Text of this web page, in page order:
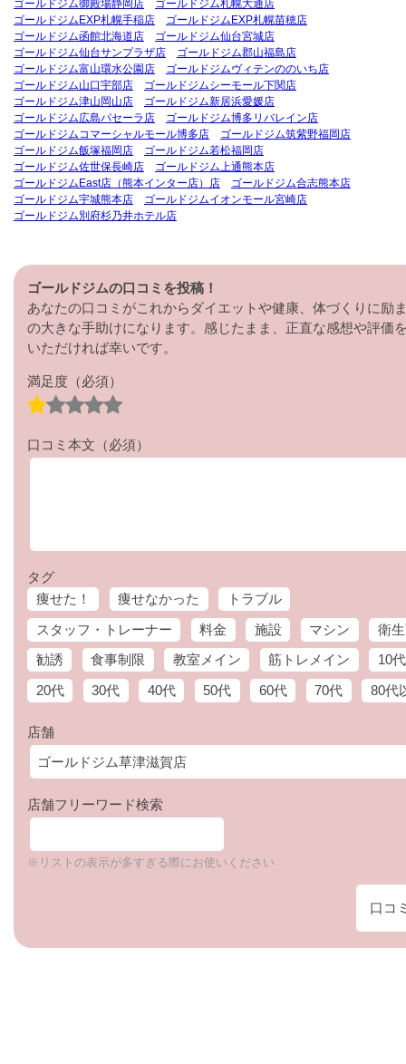
ゴールドジム御殿場静岡店
ゴールドジム札幌大通店
ゴールドジムEXP札幌手稲店
ゴールドジムEXP札幌苗穂店
ゴールドジム函館北海道店
ゴールドジム仙台宮城店
ゴールドジム仙台サンプラザ店
ゴールドジム郡山福島店
ゴールドジム富山環水公園店
ゴールドジムヴィテンののいち店
ゴールドジム山口宇部店
ゴールドジムシーモール下関店
ゴールドジム津山岡山店
ゴールドジム新居浜愛媛店
ゴールドジム広島パセーラ店
ゴールドジム博多リバレイン店
ゴールドジムコマーシャルモール博多店
ゴールドジム筑紫野福岡店
ゴールドジム飯塚福岡店
ゴールドジム若松福岡店
ゴールドジム佐世保長崎店
ゴールドジム上通熊本店
ゴールドジムEast店（熊本インター店）店
ゴールドジム合志熊本店
ゴールドジム宇城熊本店
ゴールドジムイオンモール宮崎店
ゴールドジム別府杉乃井ホテル店
ゴールドジムの口コミを投稿！
あなたの口コミがこれからダイエットや健康、体づくりに励
の大きな手助けになります。感じたまま、正直な感想や評価
いただければ幸いです。
満足度 （必須）
口コミ本文 （必須）
タグ
痩せた！
痩せなかった
トラブル
スタッフ・トレーナー
料金 施設 マシン
衛
勧誘
食事制限 教室メイン 筋トレメイン
10代
20代
30代 40代 50代 60代 70代 80代
店舗
店舗フリーワード検索
※リストの表示が多すぎる際にお使いください
口コ